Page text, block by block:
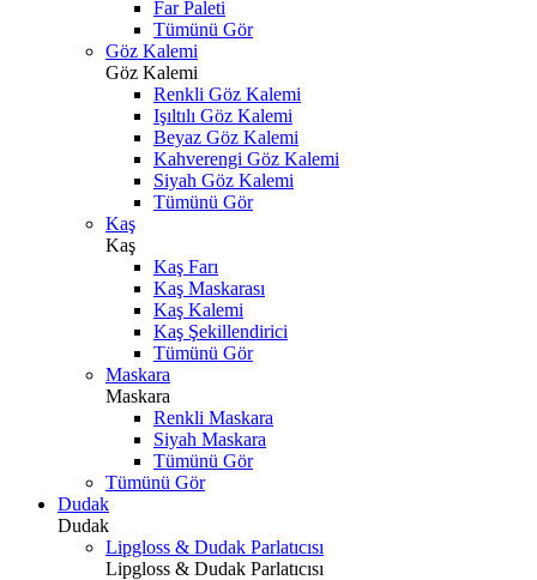
Far Paleti
Tümünü Gör
Göz Kalemi
Göz Kalemi
Renkli Göz Kalemi
Işıltılı Göz Kalemi
Beyaz Göz Kalemi
Kahverengi Göz Kalemi
Siyah Göz Kalemi
Tümünü Gör
Kaş
Kaş
Kaş Farı
Kaş Maskarası
Kaş Kalemi
Kaş Şekillendirici
Tümünü Gör
Maskara
Maskara
Renkli Maskara
Siyah Maskara
Tümünü Gör
Tümünü Gör
Dudak
Dudak
Lipgloss & Dudak Parlatıcısı
Lipgloss & Dudak Parlatıcısı